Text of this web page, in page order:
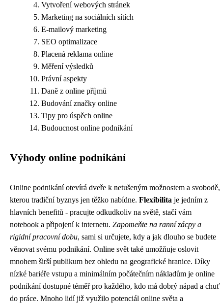
Vytvoření webových stránek
Marketing na sociálních sítích
E-mailový marketing
SEO optimalizace
Placená reklama online
Měření výsledků
Právní aspekty
Daně z online příjmů
Budování značky online
Tipy pro úspěch online
Budoucnost online podnikání
Výhody online podnikání
Online podnikání otevírá dveře k netušeným možnostem a svobodě,
kterou tradiční byznys jen těžko nabídne. Flexibilita je jedním z
hlavních benefitů - pracujte odkudkoliv na světě, stačí vám
notebook a připojení k internetu. Zapomeňte na ranní zácpy a
rigidní pracovní dobu, sami si určujete, kdy a jak dlouho se budete
věnovat svému podnikání. Online svět také umožňuje oslovit
mnohem širší publikum bez ohledu na geografické hranice. Díky
nízké bariéře vstupu a minimálním počátečním nákladům je online
podnikání dostupné téměř pro každého, kdo má dobrý nápad a chuť
do práce. Mnoho lidí již využilo potenciál online světa a